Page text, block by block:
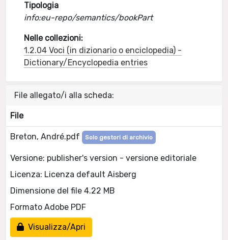
Tipologia
info:eu-repo/semantics/bookPart
Nelle collezioni:
1.2.04 Voci (in dizionario o enciclopedia) -
Dictionary/Encyclopedia entries
File allegato/i alla scheda:
File
Breton, André.pdf Solo gestori di archivio
Versione: publisher's version - versione editoriale
Licenza: Licenza default Aisberg
Dimensione del file 4.22 MB
Formato Adobe PDF
Visualizza/Apri